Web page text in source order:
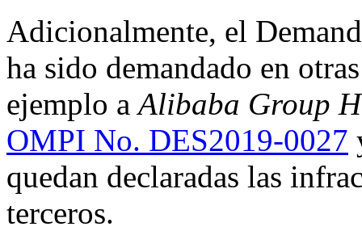
Adicionalmente, el
ha sido demandado en
ejemplo aAlibaba Group
OMPI No. DES2019-0027
quedan declaradas las
terceros.